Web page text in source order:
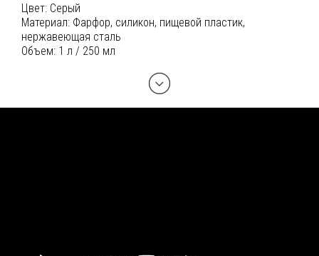
Цвет: Серый
Материал: Фарфор, силикон, пищевой пластик,
нержавеющая сталь
Объем: 1 л / 250 мл